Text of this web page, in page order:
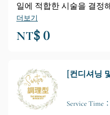
일에 적합한 시술을 결정
연약성 또는 여드름성 피
습니다. 서비스 시간에는
있지 않습니다.
더보기
NT$ 0
[컨디셔닝
Service Time